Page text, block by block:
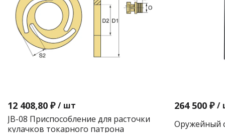
12 408,80 ₽ / шт
JB-08 Приспособление для расточки
кулачков токарного патрона
264 500 ₽ /
Оружейный